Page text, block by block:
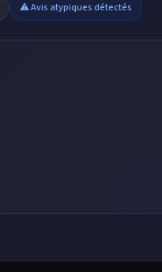
⚠ Avis atypiques détectés